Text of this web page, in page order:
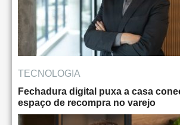
TECNOLOGIA
Fechadura digital puxa a casa
espaço de recompra no varejo